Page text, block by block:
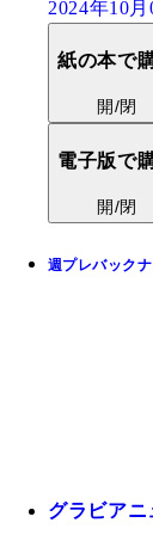
2024年10
紙の本で
開/閉
電子版で
開/閉
週プレバック
グラビアニ